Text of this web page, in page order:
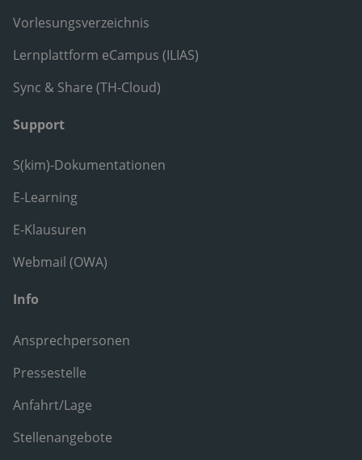
Vorlesungsverzeichnis
Lernplattform eCampus (ILIAS)
Sync & Share (TH-Cloud)
Support
S(kim)-Dokumentationen
E-Learning
E-Klausuren
Webmail (OWA)
Info
Ansprechpersonen
Pressestelle
Anfahrt/Lage
Stellenangebote